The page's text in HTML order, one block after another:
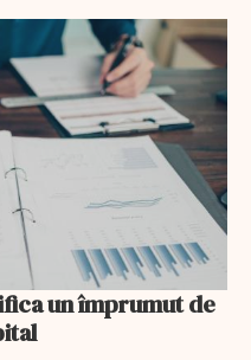
un împrumut de